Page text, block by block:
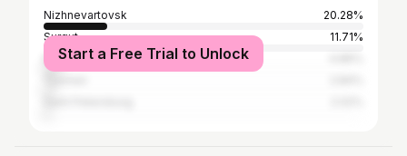
Nizhnevartovsk
20.28%
Surgut
11.71%
Moscow
Start a Free Trial to Unlock